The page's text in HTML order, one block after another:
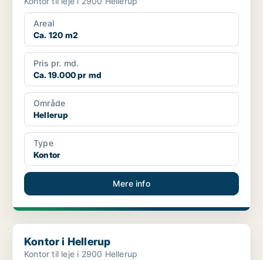
Areal
Ca. 120 m2
Pris pr. md.
Ca. 19.000 pr md
Område
Hellerup
Type
Kontor
Mere info
Kontor i Hellerup
Kontor i Hellerup
Kontor til leje i 2900 Hellerup